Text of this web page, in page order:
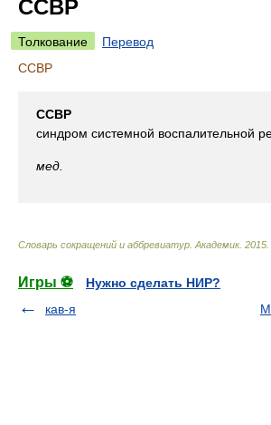
ССВР
Толкование
Перевод
ССВР
ССВР
синдром системной воспалительной
мед.
Словарь сокращений и аббревиатур Академик. 2015
Игры ⚽
Нужно сделать НИР?
кав-я